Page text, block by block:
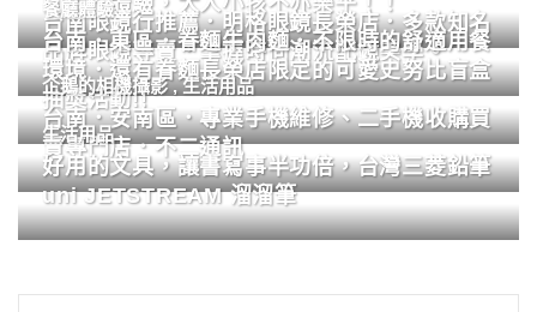
台南眼鏡行推薦．明格眼鏡長榮店．多款知名
品牌眼鏡專賣．掌握時尚潮流配鏡美學。
餐廳體驗
台南．東區．眷麵牛肉麵．不限時的舒適用餐
環境．還有眷麵長榮店限定的可愛史努比盲盒
抽獎活動!!
企鵝的相機攝影,生活用品
台南．安南區．專業手機維修、二手機收購買
賣專門店．不二通訊
生活用品
好用的文具，讓書寫事半功倍，台灣三菱鉛筆
uni JETSTREAM 溜溜筆